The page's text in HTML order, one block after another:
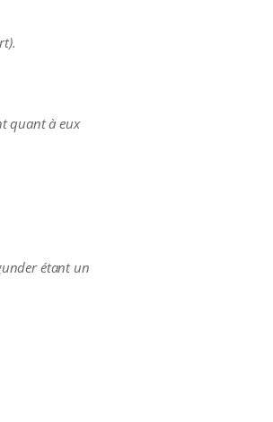
quant à eux
étant un